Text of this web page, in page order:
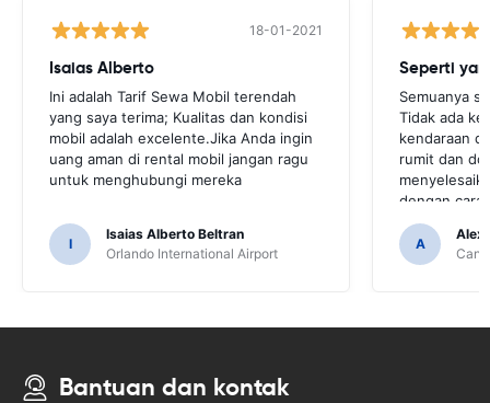
18-01-2021
Isaias Alberto
Ini adalah Tarif Sewa Mobil terendah
yang saya terima; Kualitas dan kondisi
mobil adalah excelente.Jika Anda ingin
uang aman di rental mobil jangan ragu
untuk menghubungi mereka
I
Isaias Alberto Beltran
Orlando International Airport
Seperti
Semuanya
Tidak ada
kendaraan
rumit dan
dengan cara
A
Alex
Bantuan dan kontak